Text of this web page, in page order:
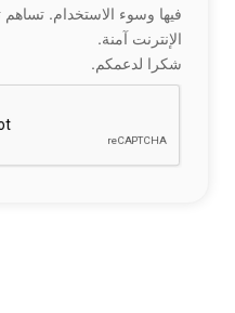
فيها وسوء الاستخدام.
الإنترنت آمنة.
شكرا لدعمكم.